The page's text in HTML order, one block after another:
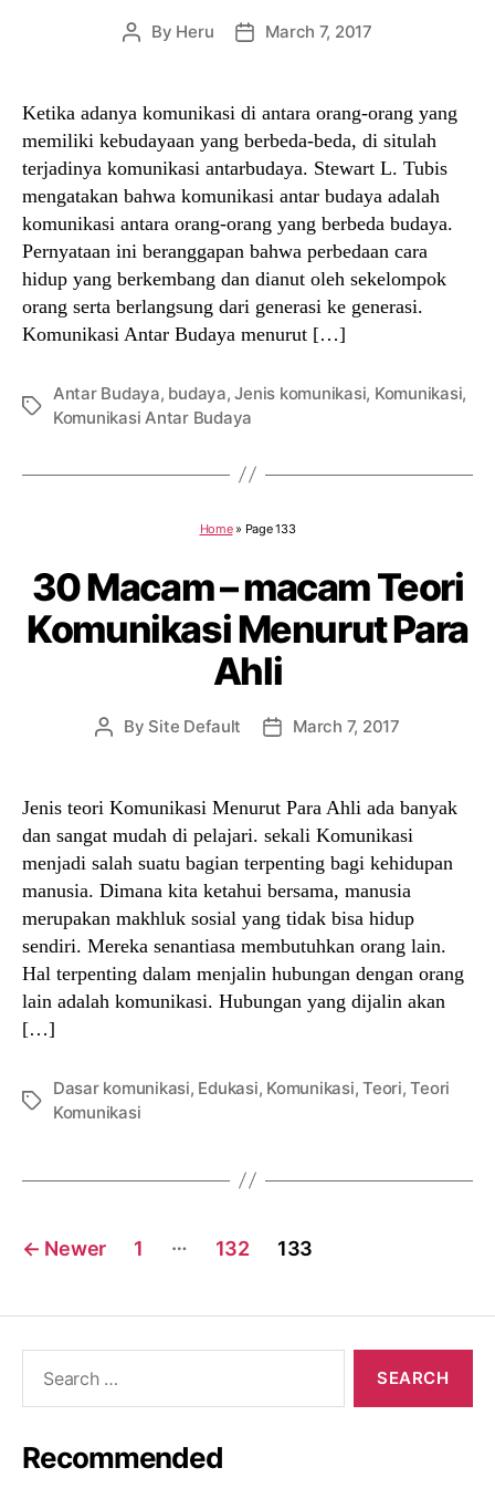
Post
By Heru
PostMarch 7, 2017
Ketika adanya komunikasi di antara orang-orang yang
memiliki kebudayaan yang berbeda-beda, di situlah
terjadinya komunikasi antarbudaya. Stewart L. Tubis
mengatakan bahwa komunikasi antar budaya adalah
komunikasi antara orang-orang yang berbeda budaya.
Pernyataan ini beranggapan bahwa perbedaan cara
hidup yang berkembang dan dianut oleh sekelompok
orang serta berlangsung dari generasi ke generasi.
Komunikasi Antar Budaya menurut […]
Tags
Antar Budaya, budaya,Jenis komunikasi, Komunikasi,
Komunikasi Antar Budaya
Home» Page 133
30 Macam – macam Teori
Komunikasi Menurut Para
Ahli
Post
By Site Default
PostMarch 7, 2017
Jenis teori Komunikasi Menurut Para Ahli ada banyak
dan sangat mudah di pelajari. sekali Komunikasi
menjadi salah suatu bagian terpenting bagi kehidupan
manusia. Dimana kita ketahui bersama, manusia
merupakan makhluk sosial yang tidak bisa hidup
sendiri. Mereka senantiasa membutuhkan orang lain.
Hal terpenting dalam menjalin hubungan dengan orang
lain adalah komunikasi. Hubungan yang dijalin akan
[…]
Tags
Dasar komunikasi, Edukasi, Komunikasi,Teori,Teori
Komunikasi
Posts
← Newer 1 … 132 133
Recommended